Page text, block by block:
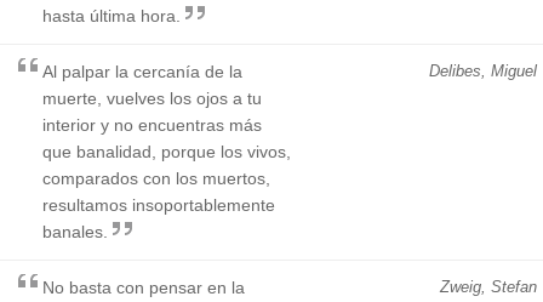
hasta última hora.
Delibes, Miguel
Al palpar la cercanía de la
muerte, vuelves los ojos a tu
interior y no encuentras más
que banalidad, porque los vivos,
comparados con los muertos,
resultamos insoportablemente
banales.
Zweig, Stefan
No basta con pensar en la